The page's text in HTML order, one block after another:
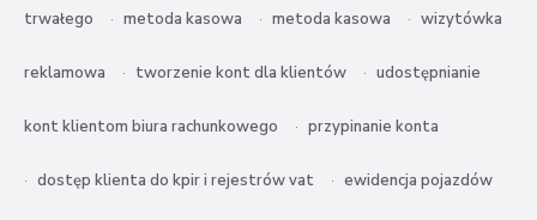
trwałego metoda kasowa metoda kasowa wizytówka
reklamowa tworzenie kont dla klientów udostępnianie
kont klientom biura rachunkowego przypinanie konta
dostęp klienta do kpir i rejestrów vat ewidencja pojazdów